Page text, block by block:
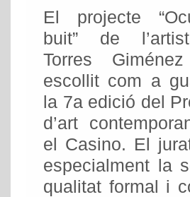
El projecte
buit” de
Torres
escollit com a
la 7a edició del
d’art
el Casino. El
especialment la
qualitat formal i